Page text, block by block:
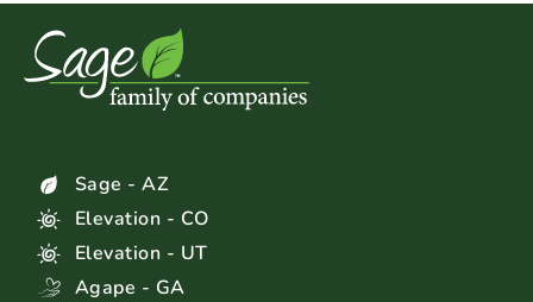
Sage - AZ
Elevation - CO
Elevation - UT
Agape - GA